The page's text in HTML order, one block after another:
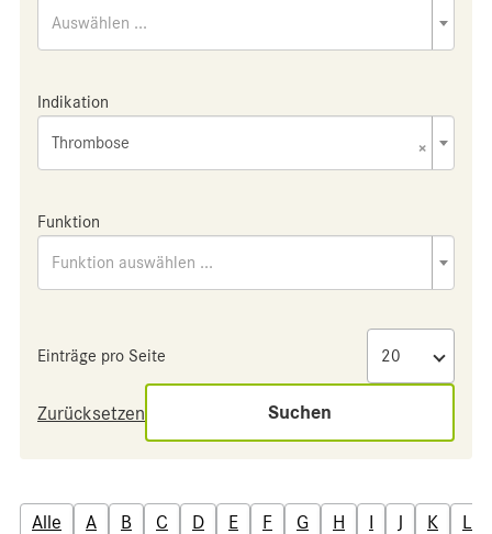
Auswählen ...
Indikation
×
Thrombose
Funktion
Funktion auswählen ...
Einträge pro Seite
Zurücksetzen Suchen
Alle A B C D E F G H I J K L